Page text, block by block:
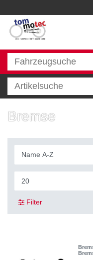
Bremse
Filter